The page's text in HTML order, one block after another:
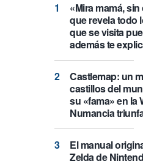
«Mira mamá,
que revela todo
que se visita
además te
Castlemap: un
castillos del
su «fama» en la
Numancia
El manual
Zelda de